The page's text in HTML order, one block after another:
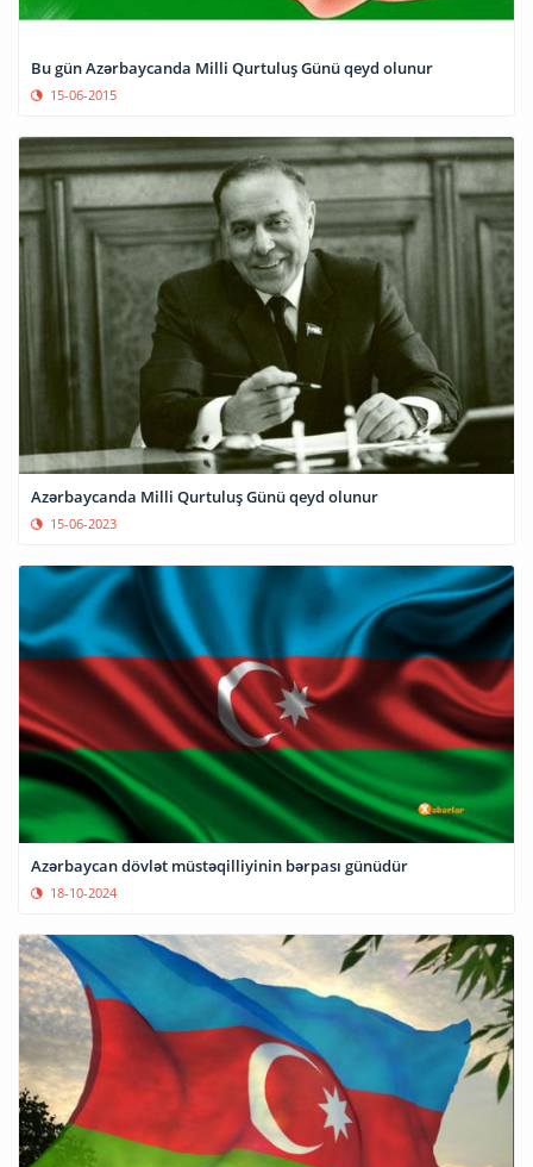
Bu gün Azərbaycanda Milli Qurtuluş Günü qeyd olunur
15-06-2015
Azərbaycanda Milli Qurtuluş Günü qeyd olunur
15-06-2023
Azərbaycan dövlət müstəqilliyinin bərpası günüdür
18-10-2024